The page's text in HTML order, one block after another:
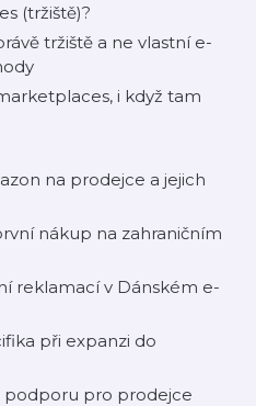
(tržiště)?
tržiště a ne vlastní e-
i když tam
na prodejce a jejich
nákup na zahraničním
reklamací v Dánském e-
při expanzi do
podporu pro prodejce